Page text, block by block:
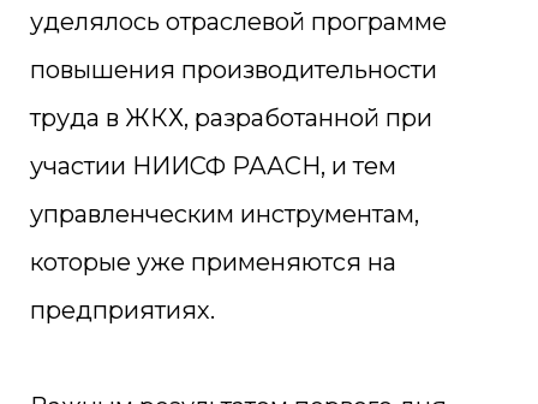
уделялось отраслевой программе
повышения производительности
труда в ЖКХ, разработанной при
участии НИИСФ РААСН, и тем
управленческим инструментам,
которые уже применяются на
предприятиях.